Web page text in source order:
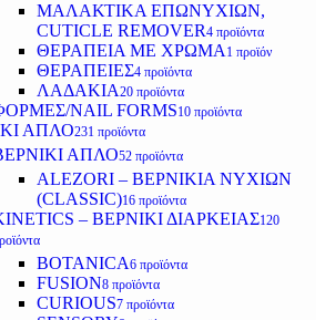
ΜΑΛΑΚΤΙΚΑ ΕΠΩΝΥΧΙΩΝ,
CUTICLE REMOVER4 προϊόντα
ΘΕΡΑΠΕΙΑ ΜΕ ΧΡΩΜΑ 1 προϊόν
ΘΕΡΑΠΕΙΕΣ4 προϊόντα
ΛΑΔΑΚΙΑ20 προϊόντα
NAIL FORMS10 προϊόντα
ΑΠΛΟ231 προϊόντα
ΑΠΛΟ52 προϊόντα
ALEZORI – ΒΕΡΝΙΚΙΑ ΝΥΧΙΩΝ
(CLASSIC)16 προϊόντα
– ΒΕΡΝΙΚΙ ΔΙΑΡΚΕΙΑΣ120
BOTANICA6 προϊόντα
FUSION8 προϊόντα
CURIOUS7 προϊόντα